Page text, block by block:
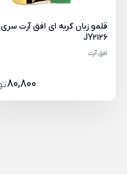
قلمو زبان گربه ای افق آرت سری
JY2126
افق آرت
80,800